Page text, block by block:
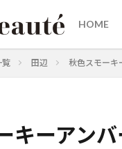
HOME
覧 田辺 秋色スモーキ
キーアン
カテゴリー
20代30代